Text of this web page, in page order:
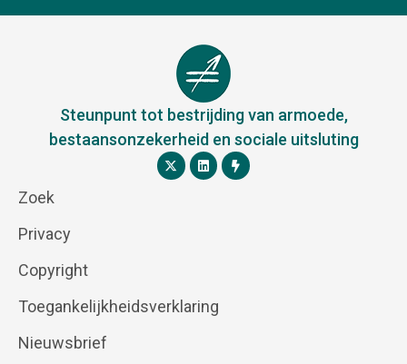
Steunpunt tot bestrijding van armoede,
bestaansonzekerheid en sociale uitsluting
Zoek
Privacy
Copyright
Toegankelijkheidsverklaring
Nieuwsbrief